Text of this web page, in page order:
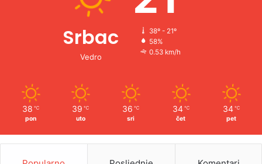
Srbac
Vedro
38º - 21º
58%
0.53 km/h
38 ℃
pon
39 ℃
uto
36 ℃
sri
34 ℃
čet
34 ℃
pet